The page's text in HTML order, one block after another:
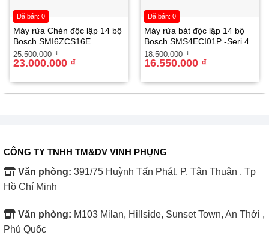
ăn.
Tay cầm inox chống nóng:
Tay cầm trên cửa lò giúp bạn
dễ dàng mở đóng mà không lo bị bỏng.
Chân đế chống trượt:Lò có 4 chân nhỏ giúp tạo khoảng
dụng.
Máy rửa Chén độc lập 14 bộ
Bosch SMI6ZCS16E
25.500.000₫
Giá
gốc
là:
23.000.000 ₫
Giá
hiện
tại
23.000.000 ₫.
Đã bán: 0
Máy rửa bát độc lập 14 bộ
Bosch SMS4ECI01P -Seri 4
18.500.000₫
Giá
gốc
là:
16.550.000 ₫
Giá
hiện
tại
16.550.000 ₫.
Đã bán: 0
CÔNG TY TNHH TM&DV VINH PHỤNG
Văn phòng: 391/75 Huỳnh Tấn Phát, P. Tân Thuận , Tp
Hồ Chí Minh
Văn phòng: M103 Milan, Hillside, Sunset Town, An Thới ,
Phú Quốc